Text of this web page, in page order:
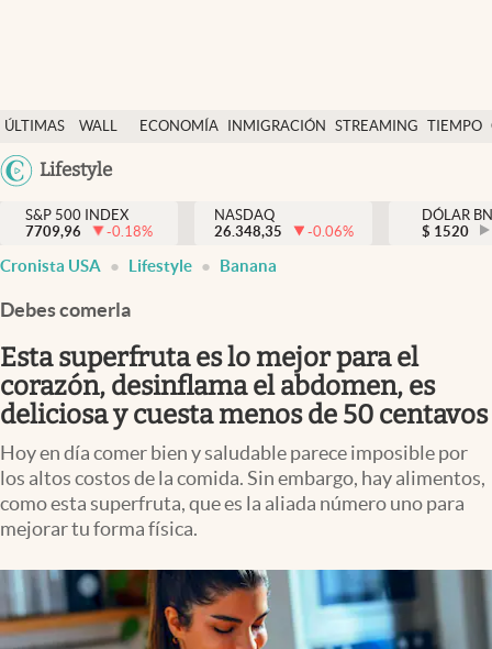
ÚLTIMAS
NOTICIAS
WALL
Y
DÓLAR
ECONOMÍA INMIGRACIÓN STREAMING TIEMPO
México
Lifestyle
Finanzas y economía
Wall Street y dólar
Inmigración
Espiritual
Streaming
PC y mobile
Lifestyle
S&P 500 INDEX
7709,96
-0.18%
NASDAQ
26.348,35
-0.06%
DÓLAR
$ 1520
Cronista USA Lifestyle Banana
Debes comerla
Esta superfruta es lo mejor para el
corazón, desinflama el abdomen, es
deliciosa y cuesta menos de 50 centavos
Hoy en día comer bien y saludable parece imposible por
los altos costos de la comida. Sin embargo, hay alimentos,
como esta superfruta, que es la aliada número uno para
mejorar tu forma física.